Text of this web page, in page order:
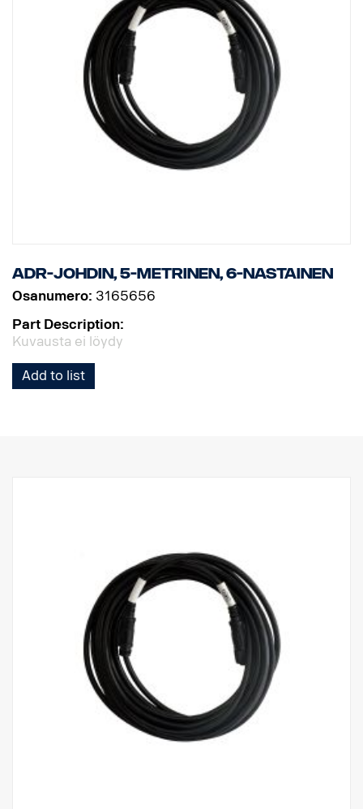
ADR-johdin, 5-metrinen, 6-nastainen
Osanumero: 3165656
Part Description:
Kuvausta ei löydy
Add to list